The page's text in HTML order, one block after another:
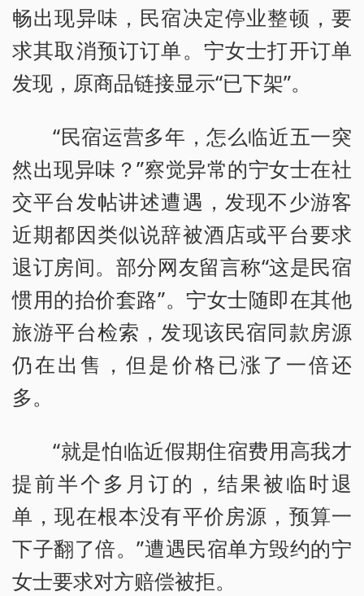
畅出现异味，民宿决定停业整顿，要
求其取消预订订单。宁女士打开订单
发现，原商品链接显示“已下架”。
“民宿运营多年，怎么临近五一突
然出现异味？”察觉异常的宁女士在社
交平台发帖讲述遭遇，发现不少游客
近期都因类似说辞被酒店或平台要求
退订房间。部分网友留言称“这是民宿
惯用的抬价套路”。宁女士随即在其他
旅游平台检索，发现该民宿同款房源
仍在出售，但是价格已涨了一倍还
多。
“就是怕临近假期住宿费用高我才
提前半个多月订的，结果被临时退
单，现在根本没有平价房源，预算一
下子翻了倍。”遭遇民宿单方毁约的宁
女士要求对方赔偿被拒。